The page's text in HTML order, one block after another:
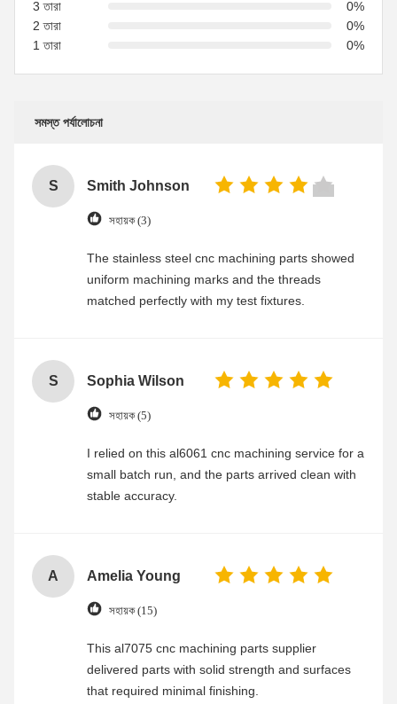
3 তারা
0%
2 তারা
0%
1 তারা
0%
সমস্ত পর্যালোচনা
S Smith Johnson
সহায়ক (3)
The stainless steel cnc machining parts showed
uniform machining marks and the threads
matched perfectly with my test fixtures.
S Sophia Wilson
সহায়ক (5)
I relied on this al6061 cnc machining service for a
small batch run, and the parts arrived clean with
stable accuracy.
A Amelia Young
সহায়ক (15)
This al7075 cnc machining parts supplier
delivered parts with solid strength and surfaces
that required minimal finishing.